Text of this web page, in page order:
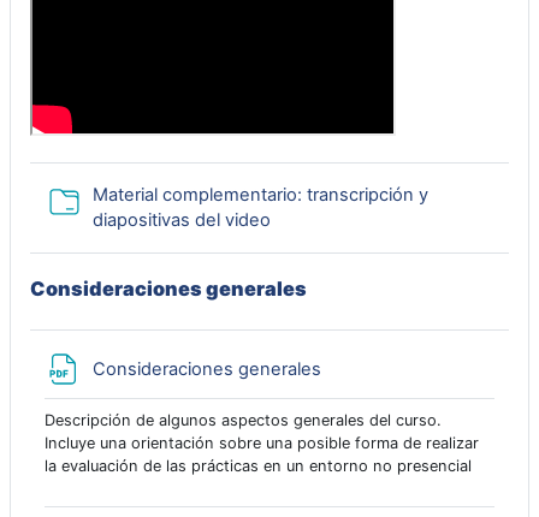
Material complementario: transcripción y
diapositivas del video
Consideraciones generales
Consideraciones generales
Descripción de algunos aspectos generales del curso.
Incluye una orientación sobre una posible forma de realizar
la evaluación de las prácticas en un entorno no presencial